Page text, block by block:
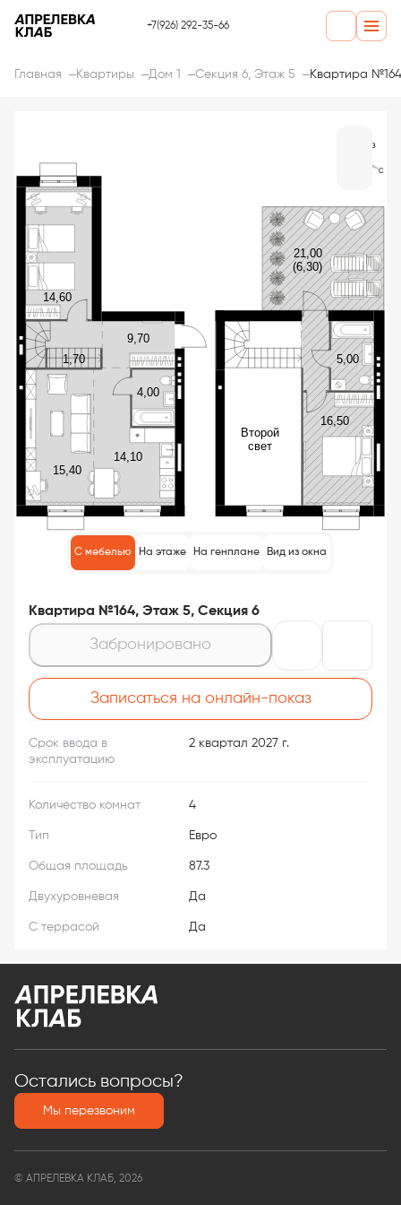
+7(926) 292-35-66
Главная Квартиры Дом 1 Секция 6, Этаж 5 Квартира №164
С мебелью На этаже На генплане Вид из окна
Квартира №164, Этаж 5, Секция 6
Забронировано
Записаться на онлайн-показ
Срок ввода в
эксплуатацию
2 квартал 2027 г.
Количество комнат 4
Тип Евро
Общая площадь 87.3
Двухуровневая Да
С террасой Да
Остались вопросы?
Мы перезвоним
© АПРЕЛЕВКА КЛАБ, 2026